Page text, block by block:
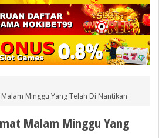
Minggu Yang Telah Di Nantikan
Malam Minggu Yang